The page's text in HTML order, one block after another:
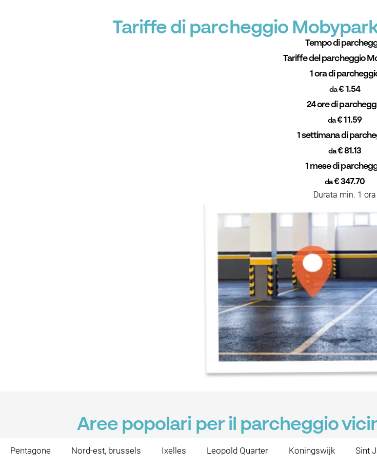
Tariffe di parcheggio
Tempo di
Tariffe del parcheggio
1 ora di
da€ 1.54
24 ore di
da€ 11.59
1 settimana di
da€ 81.13
1 mese di
da€ 347.70
Durata min. 1 ora
Aree popolari per il parcheggio
Pentagone Nord-est, brussels Ixelles Leopold Quarter Koningswijk Sint